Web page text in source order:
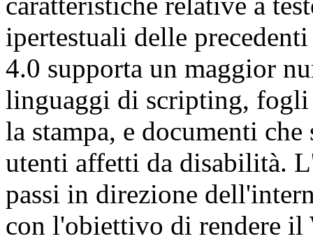
ipertestuali delle
4.0 supporta un maggior
linguaggi di scripting,
la stampa, e documenti
utenti affetti da disabilità.
passi in direzione
con l'obiettivo di rendere il